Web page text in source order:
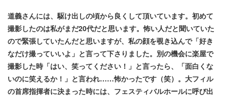
道義さんには、駆け出しの頃から良くして頂いています。初めて
撮影したのは私がまだ20代だと思います。怖い人だと聞いていた
ので緊張していたんだと思いますが、私の顔を覗き込んで「好き
なだけ撮っていいよ」と言って下さりました。別の機会に楽屋で
撮影した時「はい、笑ってください！」と言ったら、「面白くな
いのに笑えるか！」と言われ……怖かったです（笑）。大フィル
の首席指揮者に決まった時には、フェスティバルホールに呼び出